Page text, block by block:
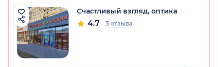
Счастливый взгляд, оптика
4.7 3 отзыва